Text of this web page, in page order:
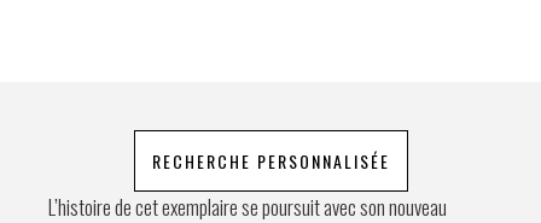
RECHERCHE PERSONNALISÉE
L’histoire de cet exemplaire se poursuit avec son nouveau